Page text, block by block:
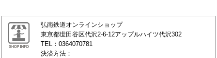
弘南鉄道オンラインショップ
東京都世田谷区代沢2-6-12アップルハイツ代沢302
TEL：0364070781
決済方法：